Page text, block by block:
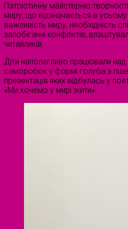
Патріотичну майстерню
миру, що відзначається в усьому
важливість миру, необхідність
запобіганні конфліктів,
читайликів.
Діти наполегливо працювали
саморобок у формі голуба з
презентація яких відбулась у
«Ми хочемо у мирі жити».